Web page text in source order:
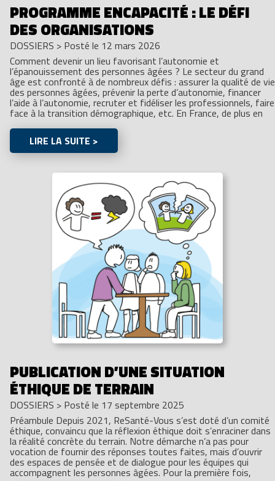
PROGRAMME ENCAPACITÉ : LE DÉFI
DES ORGANISATIONS
DOSSIERS > Posté le 12 mars 2026
Comment devenir un lieu favorisant l’autonomie et
l’épanouissement des personnes âgées ? Le secteur du grand
âge est confronté à de nombreux défis : assurer la qualité de vie
des personnes âgées, prévenir la perte d’autonomie, financer
l’aide à l’autonomie, recruter et fidéliser les professionnels, faire
face à la transition démographique, etc. En France, de plus en
LIRE LA SUITE >
PUBLICATION D’UNE SITUATION
ÉTHIQUE DE TERRAIN
DOSSIERS > Posté le 17 septembre 2025
Préambule Depuis 2021, ReSanté-Vous s’est doté d’un comité
éthique, convaincu que la réflexion éthique doit s’enraciner dans
la réalité concrète du terrain. Notre démarche n’a pas pour
vocation de fournir des réponses toutes faites, mais d’ouvrir
des espaces de pensée et de dialogue pour les équipes qui
accompagnent les personnes âgées. Pour la première fois,